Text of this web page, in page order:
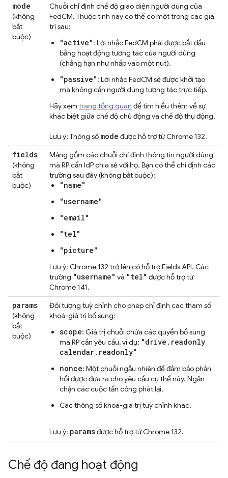
mode
(không
bắt
buộc)
Chuỗi chỉ định chế độ giao diện người dùng của
FedCM. Thuộc tính này có thể có một trong các giá
trị sau:
"active": Lời nhắc FedCM phải được bắt đầu
bằng hoạt động tương tác của người dùng
(chẳng hạn như nhấp vào một nút).
"passive": Lời nhắc FedCM sẽ được khởi tạo
mà không cần người dùng tương tác trực tiếp.
Hãy xem trang tổng quan để tìm hiểu thêm về sự
khác biệt giữa chế độ chủ động và chế độ thụ động.
Lưu ý: Thông số mode được hỗ trợ từ Chrome 132.
fields
(không
bắt
buộc)
Mảng gồm các chuỗi chỉ định thông tin người dùng
mà RP cần IdP chia sẻ với họ. Bạn có thể chỉ định các
trường sau đây (không bắt buộc):
"name"
"username"
"email"
"tel"
"picture"
Lưu ý: Chrome 132 trở lên có hỗ trợ Fields API. Các
trường "username" và "tel" được hỗ trợ từ
Chrome 141.
params
(không
bắt
buộc)
Đối tượng tuỳ chỉnh cho phép chỉ định các tham số
khoá-giá trị bổ sung:
scope: Giá trị chuỗi chứa các quyền bổ sung
mà RP cần yêu cầu, ví dụ: "drive.readonly
calendar.readonly"
nonce: Một chuỗi ngẫu nhiên để đảm bảo phản
hồi được đưa ra cho yêu cầu cụ thể này. Ngăn
chặn các cuộc tấn công phát lại.
Các thông số khoá-giá trị tuỳ chỉnh khác.
Lưu ý: paramsđược hỗ trợ từ Chrome 132.
Chế độ đang hoạt động